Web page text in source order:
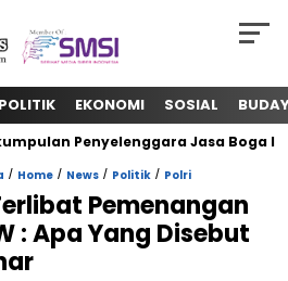
POLITIK EKONOMI SOSIAL
Penyelenggara Jasa Boga
/ Home / News / Politik / Polri
Pemenangan
: Apa Yang Disebut